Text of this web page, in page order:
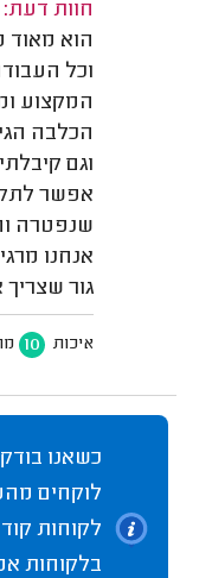
חוות דעת:
הוא מאוד
וכל
המקצוע
הכלבה
וגם
אפשר
שנפטרה
אנחנו
גור שצריך
איכות 10
כשאנו
לוקחים
לקוחות
בלקוחות